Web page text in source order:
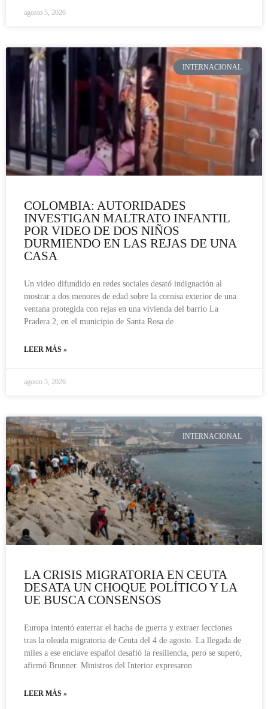
agosto 5, 2026
INTERNACIONAL
COLOMBIA: AUTORIDADES
INVESTIGAN MALTRATO INFANTIL
POR VIDEO DE DOS NIÑOS
DURMIENDO EN LAS REJAS DE UNA
CASA
Un video difundido en redes sociales desató indignación al
mostrar a dos menores de edad sobre la cornisa exterior de una
ventana protegida con rejas en una vivienda del barrio La
Pradera 2, en el municipio de Santa Rosa de
LEER MÁS »
agosto 5, 2026
INTERNACIONAL
LA CRISIS MIGRATORIA EN CEUTA
DESATA UN CHOQUE POLÍTICO Y LA
UE BUSCA CONSENSOS
Europa intentó enterrar el hacha de guerra y extraer lecciones
tras la oleada migratoria de Ceuta del 4 de agosto. La llegada de
miles a ese enclave español desafió la resiliencia, pero se superó,
afirmó Brunner. Ministros del Interior expresaron
LEER MÁS »